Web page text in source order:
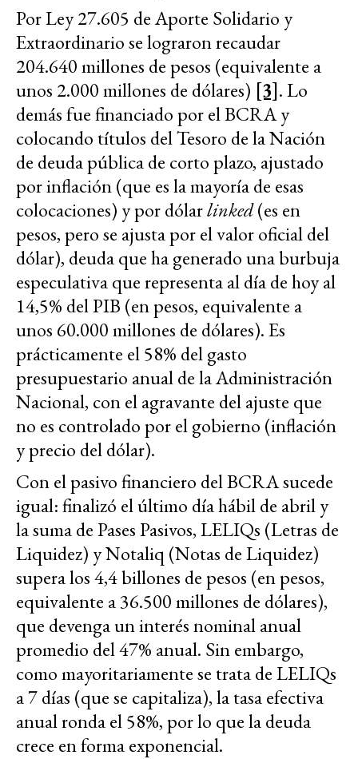
Por Ley 27.605 de Aporte Solidario y
Extraordinario se lograron recaudar
204.640 millones de pesos (equivalente a
unos 2.000 millones de dólares) [3]. Lo
demás fue financiado por el BCRA y
colocando títulos del Tesoro de la Nación
de deuda pública de corto plazo, ajustado
por inflación (que es la mayoría de esas
colocaciones) y por dólarlinked(es en
pesos, pero se ajusta por el valor oficial del
dólar), deuda que ha generado una burbuja
especulativa que representa al día de hoy al
14,5% del PIB (en pesos, equivalente a
unos 60.000 millones de dólares). Es
prácticamente el 58% del gasto
presupuestario anual de la Administración
Nacional, con el agravante del ajuste que
no es controlado por el gobierno (inflación
y precio del dólar).
Con el pasivo financiero del BCRA sucede
igual: finalizó el último día hábil de abril y
la suma de Pases Pasivos, LELIQs (Letras de
Liquidez) y Notaliq (Notas de Liquidez)
supera los 4,4 billones de pesos (en pesos,
equivalente a 36.500 millones de dólares),
que devenga un interés nominal anual
promedio del 47% anual. Sin embargo,
como mayoritariamente se trata de LELIQs
a 7 días (que se capitaliza), la tasa efectiva
anual ronda el 58%, por lo que la deuda
crece en forma exponencial.